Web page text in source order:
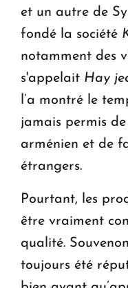
et un autre de
fondé la société
notamment des
s'appelait Hay
l’a montré le
jamais permis
arménien et de
étrangers.
Pourtant, les
être vraiment
qualité.
toujours été